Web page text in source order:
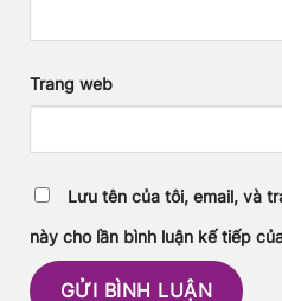
Trang web
Lưu tên của tôi, email, và
này cho lần bình luận kế tiếp